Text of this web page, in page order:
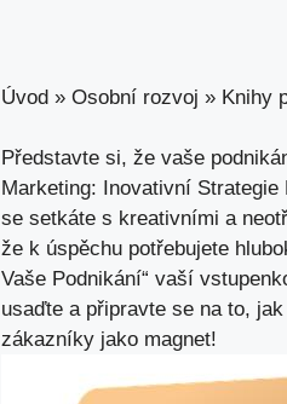
Úvod » Osobní rozvoj » Knihy
Představte si, že vaše
Marketing: Inovativní
se setkáte s kreativními a
že k úspěchu potřebujete
Vaše Podnikání“ vaší
usaďte a připravte se nato, jak
zákazníky jako magnet!